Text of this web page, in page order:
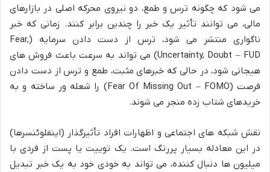
می شود که چگونه ترس و طمع، دو نیروی محرکه اصلی در بازارهای
مالی، می توانند تأثیر یک خبر را چندین برابر کنند. زمانی که خبر
ناگواری منتشر می شود، ترس از دست دادن سرمایه (Fear,
Uncertainty, Doubt – FUD) می تواند به سرعت باعث فروش های
هیجانی شود، در حالی که خبرهای مثبت، طمع و ترس از دست دادن
فرصت (Fear Of Missing Out – FOMO) را شعله ور ساخته و به
خریدهای شتاب زده منجر می شوند.
نقش شبکه های اجتماعی و اظهارات افراد تأثیرگذار (اینفلوئنسرها)
در این معادله بسیار پررنگ است. یک توییت یا پست از فردی با
میلیون ها دنبال کننده، می تواند به خودی خود به یک خبر تبدیل